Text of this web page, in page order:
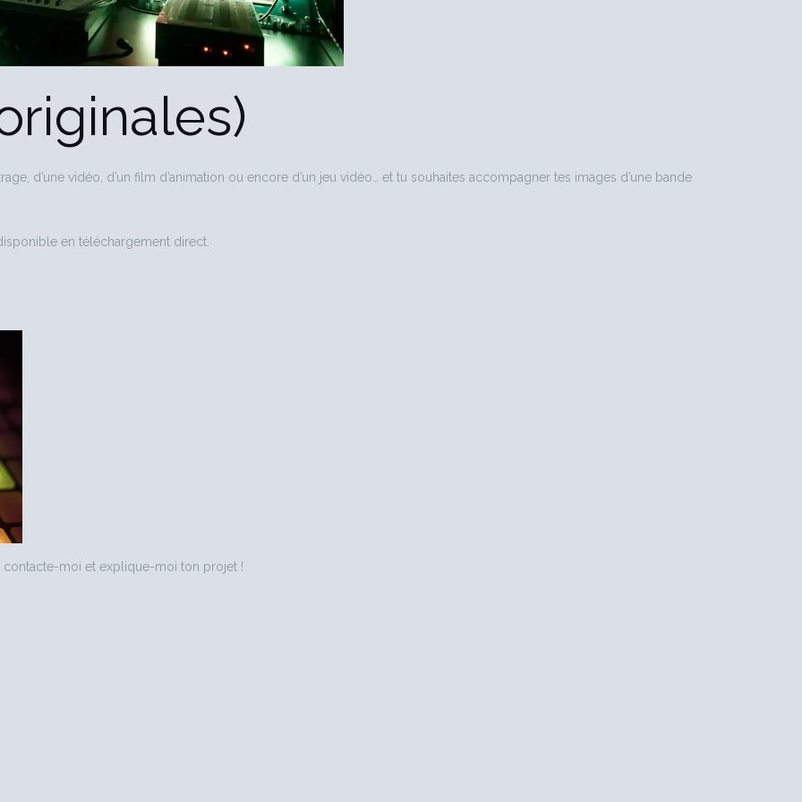
d’une vidéo, d’un film d’animation ou encore d’un jeu vidéo… et tu souhaites accompagner tes images d’une bande
en téléchargement direct.
contacte-moi et explique-moi ton projet !